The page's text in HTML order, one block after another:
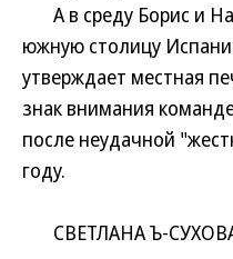
А в среду Борис и
южную столицу
утверждает местная
знак внимания
после неудачной
году.
СВЕТЛАНА Ъ-